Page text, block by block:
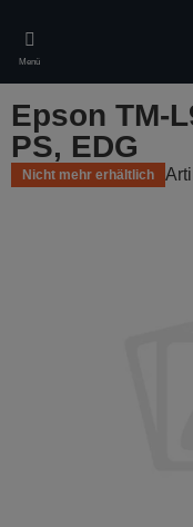
main
content
Menü
Epson TM-
PS, EDG
Nicht mehr erhältlich